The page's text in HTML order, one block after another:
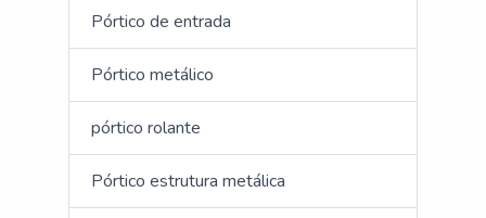
Pórtico de entrada
Pórtico metálico
pórtico rolante
Pórtico estrutura metálica